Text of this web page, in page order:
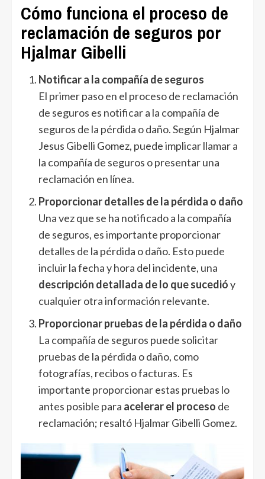
Cómo funciona el proceso de
reclamación de seguros por
Hjalmar Gibelli
Notificar a la compañía de seguros
El primer paso en el proceso de reclamación
de seguros es notificar a la compañía de
seguros de la pérdida o daño. Según Hjalmar
Jesus Gibelli Gomez, puede implicar llamar a
la compañía de seguros o presentar una
reclamación en línea.
Proporcionar detalles de la pérdida o daño
Una vez que se ha notificado a la compañía
de seguros, es importante proporcionar
detalles de la pérdida o daño. Esto puede
incluir la fecha y hora del incidente, una
descripción detallada de lo que sucedióy
cualquier otra información relevante.
Proporcionar pruebas de la pérdida o daño
La compañía de seguros puede solicitar
pruebas de la pérdida o daño, como
fotografías, recibos o facturas. Es
importante proporcionar estas pruebas lo
antes posible para acelerar el proceso de
reclamación; resaltó Hjalmar Gibelli Gomez.